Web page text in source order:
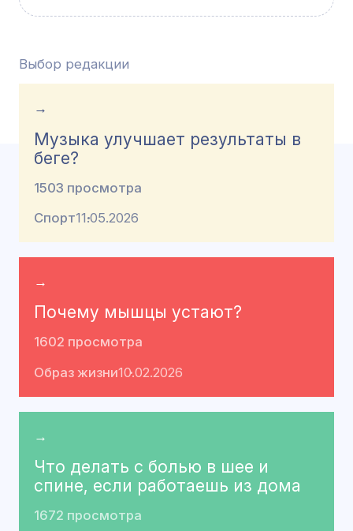
Выбор редакции
→
Музыка улучшает результаты в
беге?
1503 просмотра
Спорт11.05.2026
→
Почему мышцы устают?
1602 просмотра
Образ жизни10.02.2026
→
Что делать с болью в шее и
спине, если работаешь из дома
1672 просмотра